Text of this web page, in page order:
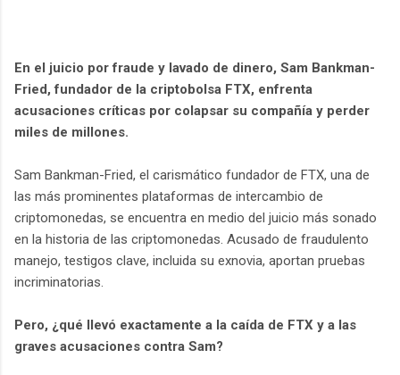
En el juicio por fraude y lavado de dinero, Sam Bankman-
Fried, fundador de la criptobolsa FTX, enfrenta
acusaciones críticas por colapsar su compañía y perder
miles de millones.
Sam Bankman-Fried, el carismático fundador de FTX, una de
las más prominentes plataformas de intercambio de
criptomonedas, se encuentra en medio del juicio más sonado
en la historia de las criptomonedas. Acusado de fraudulento
manejo, testigos clave, incluida su exnovia, aportan pruebas
incriminatorias.
Pero, ¿qué llevó exactamente a la caída de FTX y a las
graves acusaciones contra Sam?